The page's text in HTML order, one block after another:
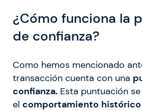
¿Cómo funciona la
de confianza?
Como hemos mencionado
transacción cuenta con una
confianza. Esta puntuación
el comportamiento histórico